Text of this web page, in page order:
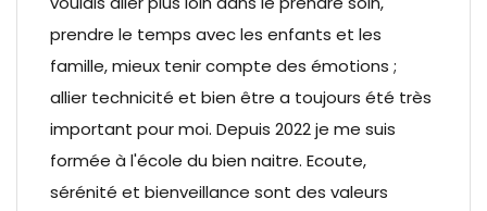
prendre le temps avec les enfants et les
famille, mieux tenir compte des émotions ;
allier technicité et bien être a toujours été très
important pour moi. Depuis 2022 je me suis
formée à l'école du bien naitre. Ecoute,
sérénité et bienveillance sont des valeurs